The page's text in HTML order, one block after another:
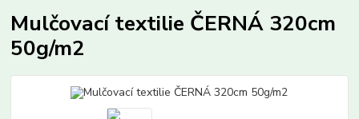
Mulčovací textilie ČERNÁ 320cm
50g/m2